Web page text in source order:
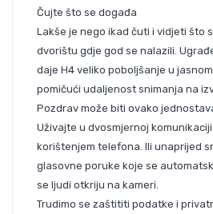
Čujte što se događa
Lakše je nego ikad čuti i vidjeti što
dvorištu gdje god se nalazili.
daje H4 veliko poboljšanje u
pomičući udaljenost snimanja na
Pozdrav može biti ovako
Uživajte u dvosmjernoj
korištenjem telefona. Ili unaprijed
glasovne poruke koje se
se ljudi otkriju na kameri.
Trudimo se zaštititi podatke i